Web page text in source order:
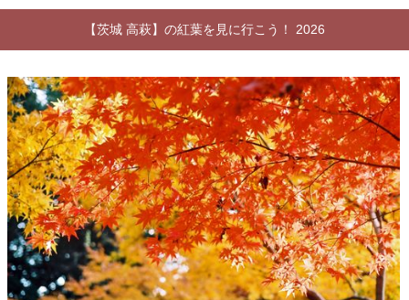
【茨城 高萩】の紅葉を見に行こう！ 2026